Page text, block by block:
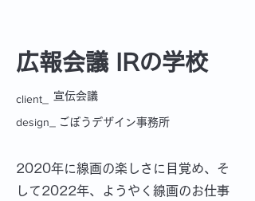
広報会議 IRの学校
client_ 宣伝会議
design_ ごぼうデザイン事務所
2020年に線画の楽しさに目覚め、そ
して2022年、ようやく線画のお仕事